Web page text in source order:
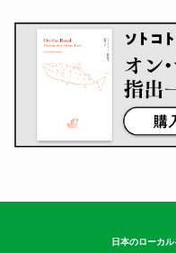
日本のローカ